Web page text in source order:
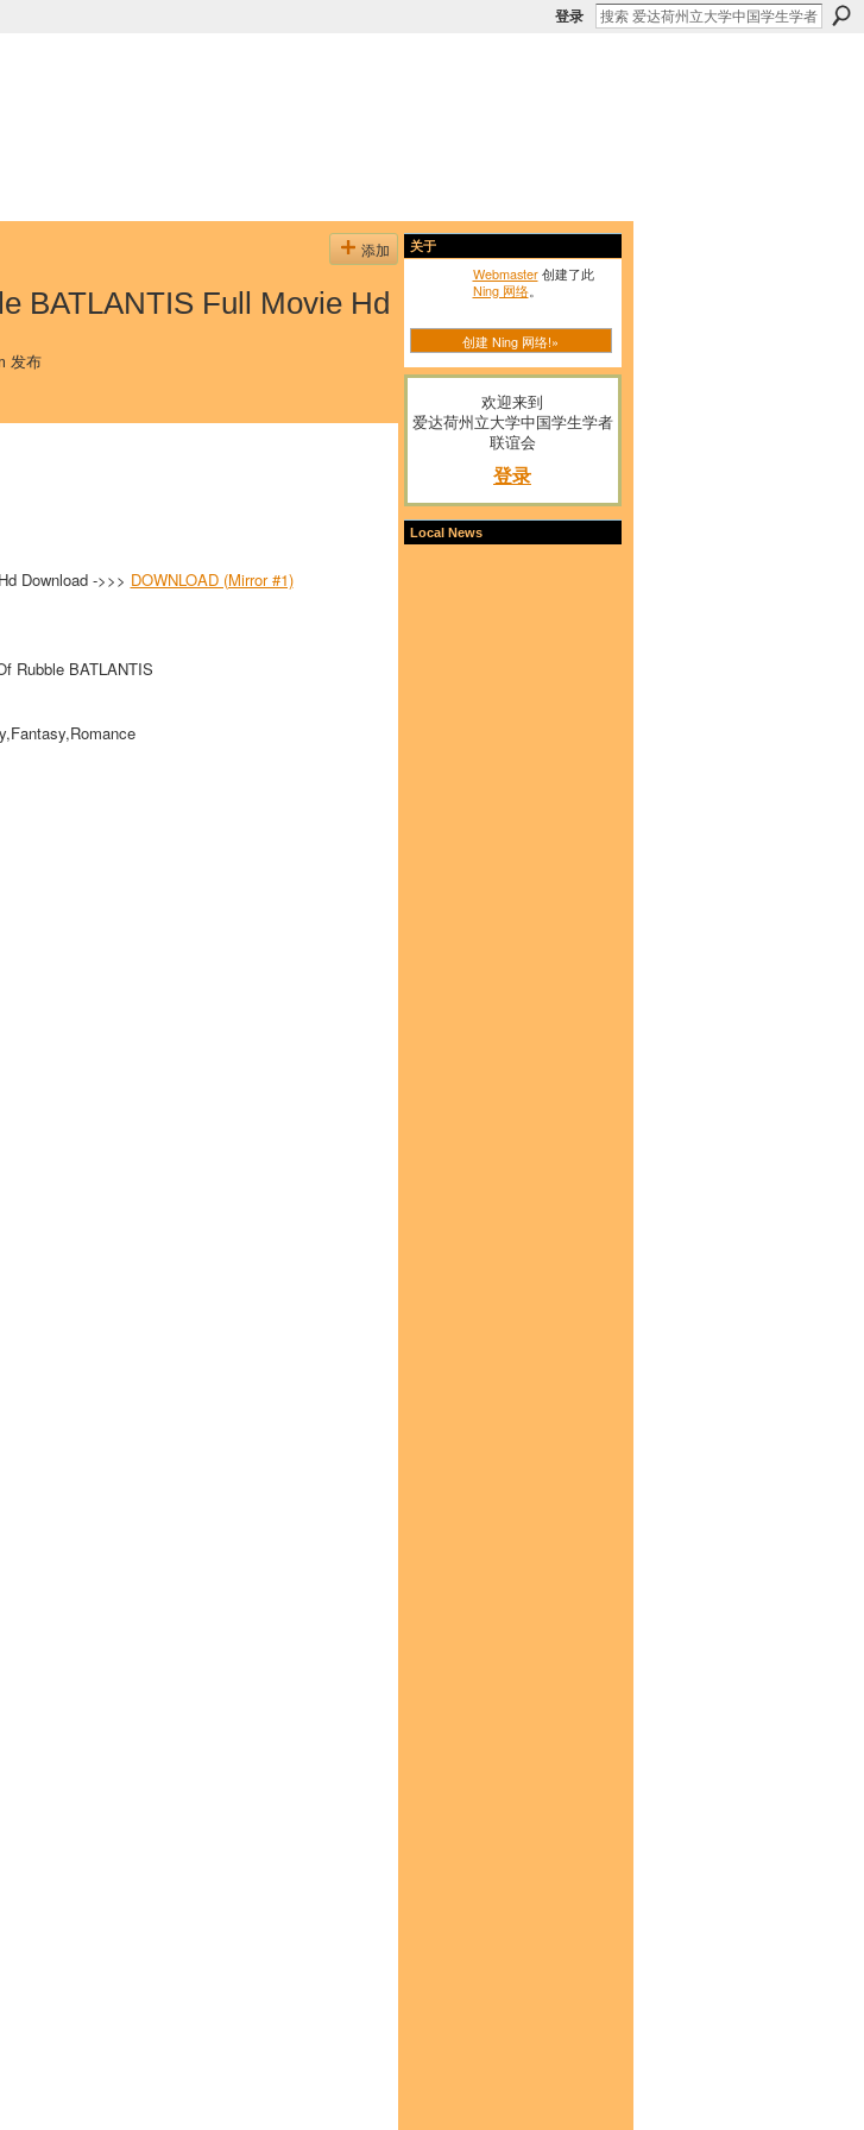
登录
添加
BATLANTIS Full Movie Hd
发布
Download ->>> DOWNLOAD (Mirror #1)
Rubble BATLANTIS
关于
Webmaster创建了此
Ning 网络。
创建 Ning 网络!»
欢迎来到
爱达荷州立大学中国学生学者
联谊会
登录
Local News